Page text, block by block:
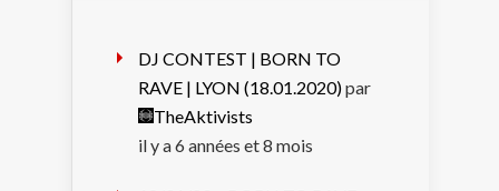
DJ CONTEST | BORN TO
RAVE | LYON (18.01.2020)par
TheAktivists
il y a 6 années et 8 mois